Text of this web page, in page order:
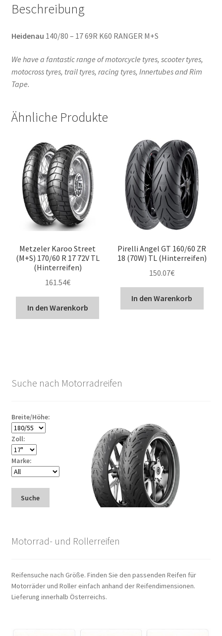
Beschreibung
Heidenau 140/80 – 17 69R K60 RANGER M+S
We have a fantastic range of motorcycle tyres, scooter tyres,
motocross tyres, trail tyres, racing tyres, Innertubes and Rim
Tape.
Ähnliche Produkte
Metzeler Karoo Street
(M+S) 170/60 R 17 72V TL
(Hinterreifen)
161.54€
In den Warenkorb
Pirelli Angel GT 160/60 ZR
18 (70W) TL (Hinterreifen)
150.07€
In den Warenkorb
Suche nach Motorradreifen
Breite/Höhe:
Zoll:
Marke:
Suche
Motorrad- und Rollerreifen
Reifensuche nach Größe. Finden Sie den passenden Reifen für
Motorräder und Roller einfach anhand der Reifendimensionen.
Lieferung innerhalb Österreichs.